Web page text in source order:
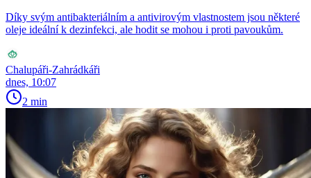
Díky svým antibakteriálním a antivirovým vlastnostem jsou některé
oleje ideální k dezinfekci, ale hodit se mohou i proti pavoukům.
Chalupáři-Zahrádkáři
dnes, 10:07
2 min